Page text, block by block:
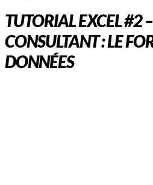
TUTORIAL EXCEL #2
CONSULTANT : LE
DONNÉES